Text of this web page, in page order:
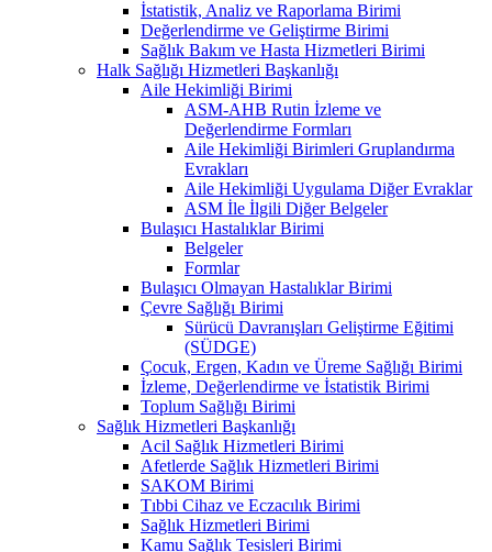
İstatistik, Analiz ve Raporlama Birimi
Değerlendirme ve Geliştirme Birimi
Sağlık Bakım ve Hasta Hizmetleri Birimi
Halk Sağlığı Hizmetleri Başkanlığı
Aile Hekimliği Birimi
ASM-AHB Rutin İzleme ve
Değerlendirme Formları
Aile Hekimliği Birimleri Gruplandırma
Evrakları
Aile Hekimliği Uygulama Diğer Evraklar
ASM İle İlgili Diğer Belgeler
Bulaşıcı Hastalıklar Birimi
Belgeler
Formlar
Bulaşıcı Olmayan Hastalıklar Birimi
Çevre Sağlığı Birimi
Sürücü Davranışları Geliştirme Eğitimi
(SÜDGE)
Çocuk, Ergen, Kadın ve Üreme Sağlığı Birimi
İzleme, Değerlendirme ve İstatistik Birimi
Toplum Sağlığı Birimi
Sağlık Hizmetleri Başkanlığı
Acil Sağlık Hizmetleri Birimi
Afetlerde Sağlık Hizmetleri Birimi
SAKOM Birimi
Tıbbi Cihaz ve Eczacılık Birimi
Sağlık Hizmetleri Birimi
Kamu Sağlık Tesisleri Birimi